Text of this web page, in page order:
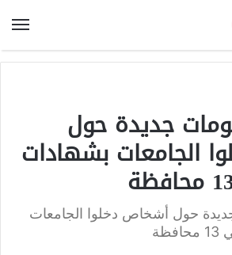
جديدة حول
الجامعات بشهادات
حول أشخاص دخلوا الجامعات